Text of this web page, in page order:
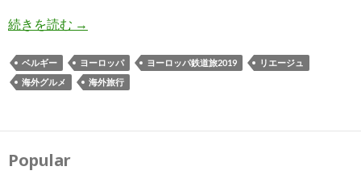
続きを読む ベルギーに行くなら断然リエージュ観光がおすす
→
ベルギー ヨーロッパ ヨーロッパ鉄道旅2019
リエージュ
海外グルメ
海外旅行
Popular